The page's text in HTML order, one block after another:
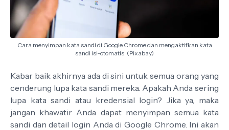
Cara menyimpan kata sandi di Google Chrome dan mengaktifkan kata
sandi isi-otomatis. (Pixabay)
Kabar baik akhirnya ada di sini untuk semua orang yang
cenderung lupa kata sandi mereka. Apakah Anda sering
lupa kata sandi atau kredensial login? Jika ya, maka
jangan khawatir Anda dapat menyimpan semua kata
sandi dan detail login Anda di Google Chrome. Ini akan